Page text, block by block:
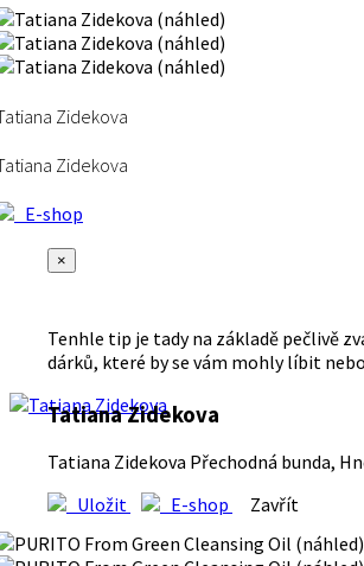
Zidekova
Zidekova
E-shop
×
Tenhle tip je tady na základě pečlivě
dárků, které by se vám mohly líbit
Tatiana Zidekova
Tatiana Zidekova Přechodná bunda,
Uložit
E-shop Zavřít